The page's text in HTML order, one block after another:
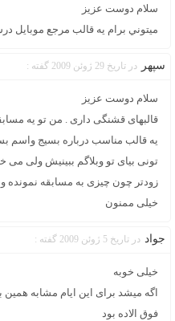
سلام دوست عزيز
ميتوني برام يه قالب مرجع موبايل
سپهر در تاریخ 29 ژوئن 2009 گفته :
سلام دوست عزیز
قالبهای قشنگی داری . من تو یه
یه قالب مناسب درباره بسیج واسم
تونی بیای تو وبلاگم ببینیش ولی
زودتر چون چیزی به مسابقه
خیلی ممنون
جواد در تاریخ 5 ژوئن 2009 گفته :
خیلی خوبه
اگه میشد برای این ایام مشابه همین
فوق الاده بود